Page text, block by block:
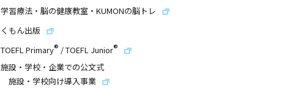
学習療法・脳の健康教室・KUMONの脳トレ
くもん出版
TOEFL Primary® /TOEFL Junior®
施設・学校・企業での公文式
施設・学校向け導入事業